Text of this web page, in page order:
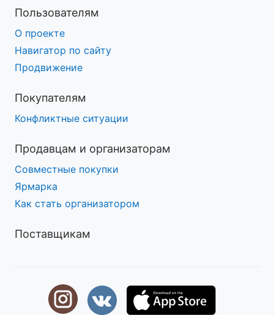
Пользователям
О проекте
Навигатор по сайту
Продвижение
Покупателям
Конфликтные ситуации
Продавцам и организаторам
Совместные покупки
Ярмарка
Как стать организатором
Поставщикам